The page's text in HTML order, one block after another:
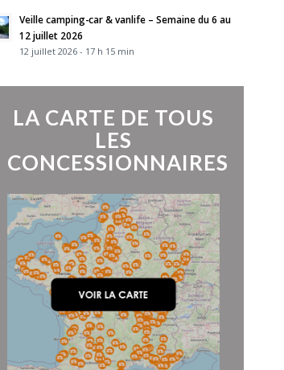
Veille camping-car & vanlife – Semaine du 6 au
12 juillet 2026
12 juillet 2026 - 17 h 15 min
LA CARTE DE TOUS
LES
CONCESSIONNAIRES